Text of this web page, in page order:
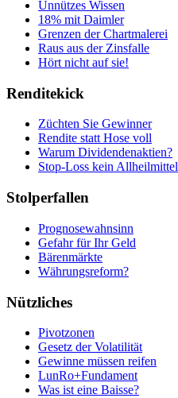
Unnützes Wissen
18% mit Daimler
Grenzen der Chartmalerei
Raus aus der Zinsfalle
Hört nicht auf sie!
Renditekick
Züchten Sie Gewinner
Rendite statt Hose voll
Warum Dividendenaktien?
Stop-Loss kein Allheilmittel
Stolperfallen
Prognosewahnsinn
Gefahr für Ihr Geld
Bärenmärkte
Währungsreform?
Nützliches
Pivotzonen
Gesetz der Volatilität
Gewinne müssen reifen
LunRo+Fundament
Was ist eine Baisse?